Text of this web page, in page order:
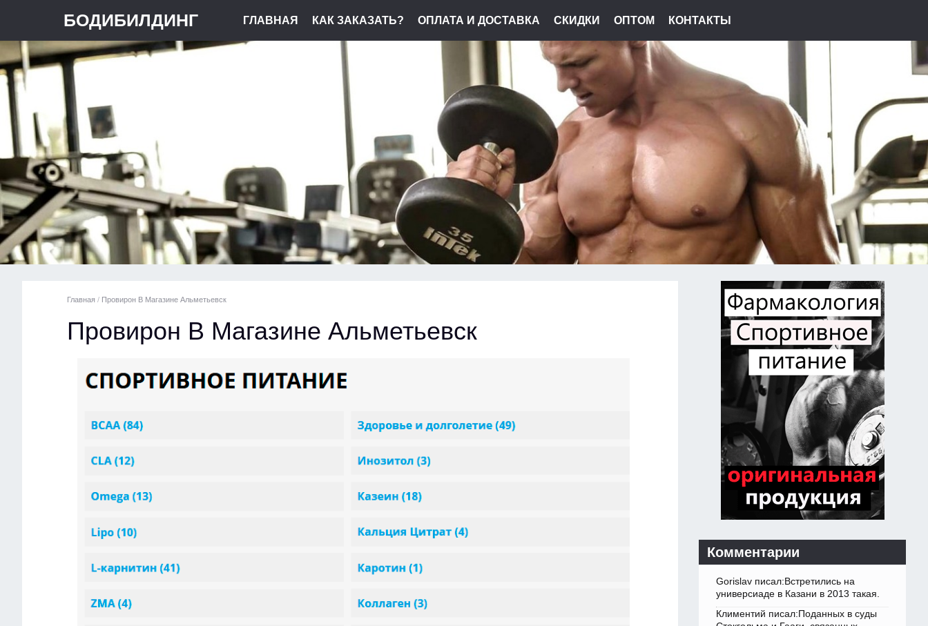
БОДИБИЛДИНГ ГЛАВНАЯ КАК ЗАКАЗАТЬ? ОПЛАТА И ДОСТАВКА СКИДКИ ОПТОМ КОНТАКТЫ
Главная / Провирон В Магазине Альметьевск
Провирон В Магазине Альметьевск
Комментарии
Gorislav писал:Встретились на
универсиаде в Казани в 2013 такая.
Климентий писал:Поданных в суды